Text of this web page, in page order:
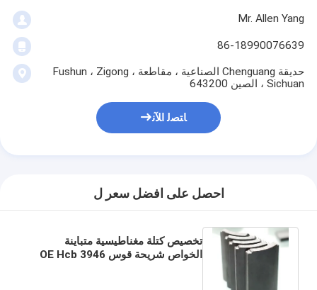
Mr. Allen Yang
86-18990076639
حديقة Chenguang الصناعية ، مقاطعة Fushun ، Zigong ،
Sichuan ، الصين 643200
ﺎﺘﺼﻟ ﺍﻶﻧ
احصل على افضل سعر ل
تخصيص كتلة مغناطيسية متباينة
الخواص شريحة قوس 3946 OE Hcb